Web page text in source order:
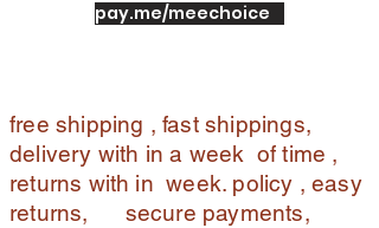
pay.me/meechoice
free shipping , fast shippings,
delivery with in a week of time ,
returns with in week. policy , easy
returns, secure payments,